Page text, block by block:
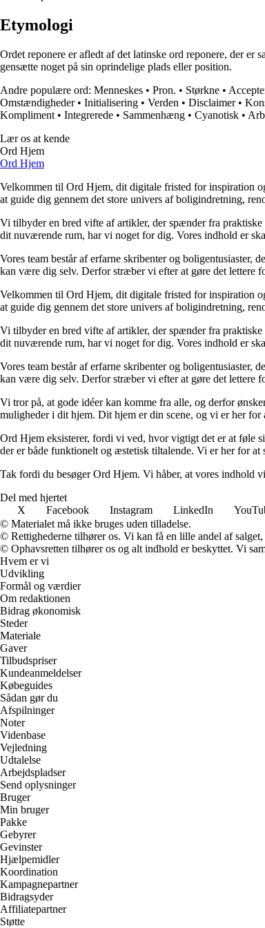
Etymologi
Ordet reponere er afledt af det latinske ord reponere, der
gensætte noget på sin oprindelige plads eller position.
Andre populære ord: Menneskes • Pron. • Størkne •
Omstændigheder• Initialisering • Verden • Disclaimer•
Kompliment • Integrerede • Sammenhæng • Cyanotisk •
Lær os at kende
Ord Hjem
Ord Hjem
Velkommen til Ord Hjem, dit digitale fristed for inspiration
at guide dig gennem det store univers af boligindretning,
Vi tilbyder en bred vifte af artikler, der spænder fra
dit nuværende rum, har vi noget for dig. Vores indhold er
Vores team består af erfarne skribenter og boligentusiaster,
kan være dig selv. Derfor stræber vi efter at gøre det lettere
Velkommen til Ord Hjem, dit digitale fristed for inspiration
at guide dig gennem det store univers af boligindretning,
Vi tilbyder en bred vifte af artikler, der spænder fra
dit nuværende rum, har vi noget for dig. Vores indhold er
Vores team består af erfarne skribenter og boligentusiaster,
kan være dig selv. Derfor stræber vi efter at gøre det lettere
Vi tror på, at gode idéer kan komme fra alle, og derfor
muligheder i dit hjem. Dit hjem er din scene, og vi er her
Ord Hjem eksisterer, fordi vi ved, hvor vigtigt det er at føle
der er både funktionelt og æstetisk tiltalende. Vi er her for
Tak fordi du besøger Ord Hjem. Vi håber, at vores indhold
Del med hjertet
X
Facebook Instagram LinkedIn
© Materialet må ikke bruges uden tilladelse.
© Rettighederne tilhører os. Vi kan få en lille andel af
© Ophavsretten tilhører os og alt indhold er beskyttet. Vi
Hvem er vi
Udvikling
Formål og værdier
Om redaktionen
Bidrag økonomisk
Steder
Materiale
Gaver
Tilbudspriser
Kundeanmeldelser
Købeguides
Sådan gør du
Afspilninger
Noter
Videnbase
Vejledning
Udtalelse
Arbejdspladser
Send oplysninger
Bruger
Min bruger
Pakke
Gebyrer
Gevinster
Hjælpemidler
Koordination
Kampagnepartner
Bidragsyder
Affiliatepartner
Støtte